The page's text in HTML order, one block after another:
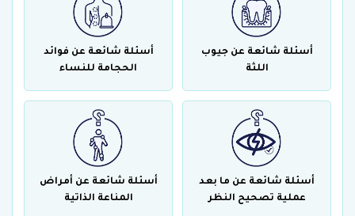
أسئلة شائعة عن جيوب
اللثة
أسئلة شائعة عن فوائد
الحجامة للنساء
أسئلة شائعة عن ما بعد
عملية تصحيح النظر
أسئلة شائعة عن أمراض
المناعة الذاتية